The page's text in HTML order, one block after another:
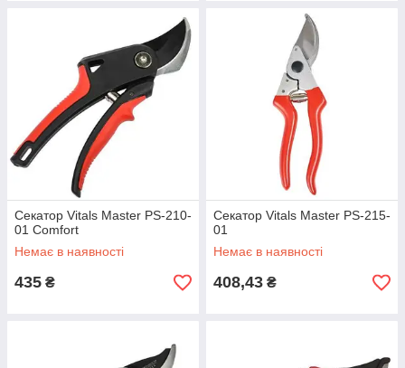
Секатор Vitals Master PS-210-
01 Comfort
Немає в наявності
435 ₴
Секатор Vitals Master PS-215-
01
Немає в наявності
408,43 ₴